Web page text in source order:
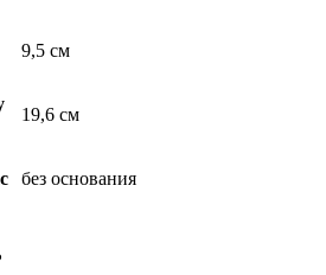
9,5 см
19,6 см
без основания